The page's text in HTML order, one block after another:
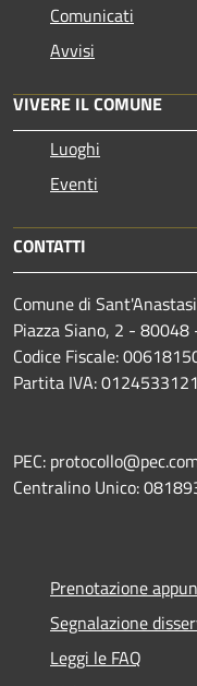
Comunicati
Avvisi
VIVERE IL COMUNE
Luoghi
Eventi
CONTATTI
Comune di
Piazza Siano, 2 -
Codice Fiscale:
Partita IVA:
PEC:
Centralino Unico:
Prenotazione
Segnalazione
Leggi le FAQ